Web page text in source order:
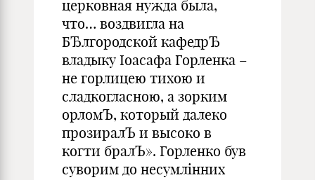
церковная нужда была,
что… воздвигла на
БЂлгородской кафедрЂ
владыку Іоасафа Горленка –
не горлицею тихою и
сладкогласною, а зорким
орломЪ, который далеко
прозиралЪ и высоко в
когти бралЪ». Горленко був
суворим до несумлінних